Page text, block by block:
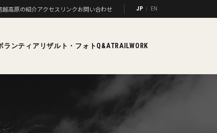
越高原の紹介アクセス リンクお問い合わせ JP EN
ランティア リザルト・フォトQ&ATRAILWORK